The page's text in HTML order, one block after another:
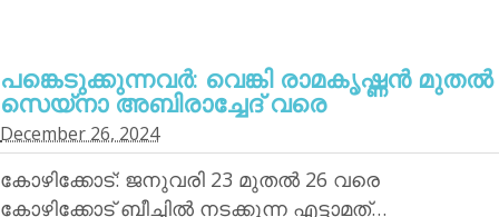
പങ്കെടുക്കുന്നവര്‍: വെങ്കി രാമകൃഷ്ണന്‍ മുതല്‍
സെയ്‌നാ അബിരാച്ചേദ് വരെ
December 26, 2024
കോഴിക്കോട്: ജനുവരി 23 മുതല്‍ 26 വരെ
കോഴിക്കോട് ബീച്ചില്‍ നടക്കുന്ന എട്ടാമത്…